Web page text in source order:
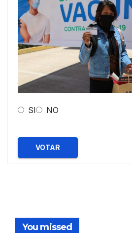
SI NO
VOTAR
You missed